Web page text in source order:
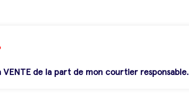
de la part de mon courtier responsable.